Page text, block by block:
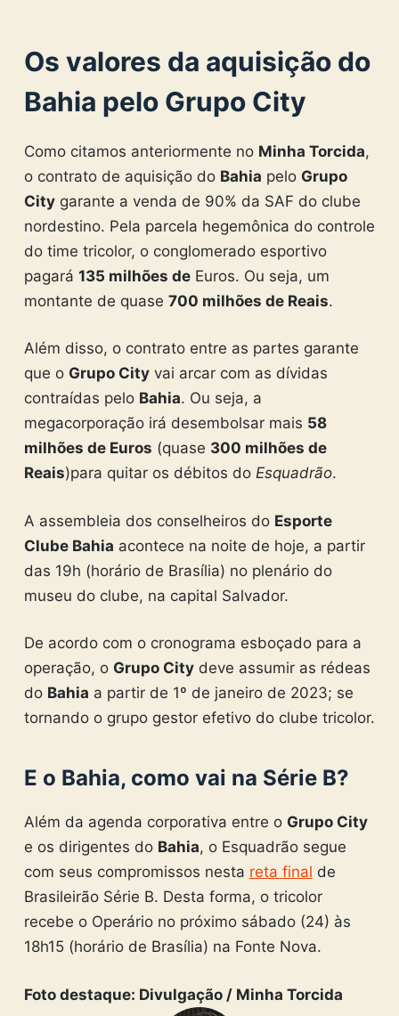
Os valores da aquisição do
Bahia pelo Grupo City
Como citamos anteriormente no Minha Torcida,
o contrato de aquisição do Bahia pelo Grupo
Citygarante a venda de 90% da SAF do clube
nordestino. Pela parcela hegemônica do controle
do time tricolor, o conglomerado esportivo
pagará 135 milhões deEuros. Ou seja, um
montante de quase 700 milhões de Reais.
Além disso, o contrato entre as partes garante
que o Grupo Cityvai arcar com as dívidas
contraídas pelo Bahia. Ou seja, a
megacorporação irá desembolsar mais 58
milhões de Euros (quase 300 milhões de
Reais)para quitar os débitos do Esquadrão.
A assembleia dos conselheiros do Esporte
Clube Bahia acontece na noite de hoje, a partir
das 19h (horário de Brasília) no plenário do
museu do clube, na capital Salvador.
De acordo com o cronograma esboçado para a
operação, o Grupo Citydeve assumir as rédeas
do Bahia a partir de 1º de janeiro de 2023; se
tornando o grupo gestor efetivo do clube tricolor.
E o Bahia, como vai na Série B?
Além da agenda corporativa entre o Grupo City
e os dirigentes do Bahia, o Esquadrão segue
com seus compromissos nesta reta final de
Brasileirão Série B. Desta forma, o tricolor
recebe o Operário no próximo sábado (24) às
18h15 (horário de Brasília) na Fonte Nova.
Foto destaque: Divulgação / Minha Torcida